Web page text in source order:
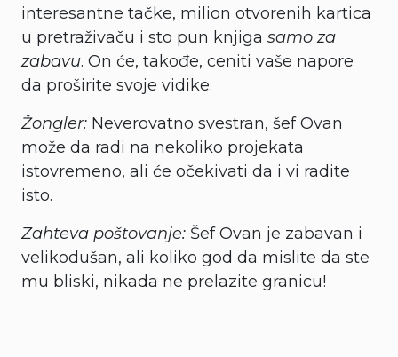
interesantne tačke, milion otvorenih kartica
u pretraživaču i sto pun knjiga samo za
zabavu. On će, takođe, ceniti vaše napore
da proširite svoje vidike.
Žongler: Neverovatno svestran, šef Ovan
može da radi na nekoliko projekata
istovremeno, ali će očekivati da i vi radite
isto.
Zahteva poštovanje: Šef Ovan je zabavan i
velikodušan, ali koliko god da mislite da ste
mu bliski, nikada ne prelazite granicu!